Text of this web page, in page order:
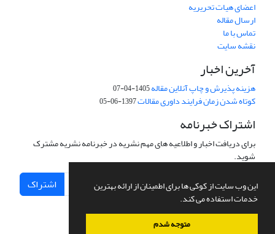
این وب سایت از کوکی ها برای اطمینان از ارائه بهترین
خدمات استفاده می کند.
متوجه شدم
اعضای هیات تحریریه
ارسال مقاله
تماس با ما
نقشه سایت
آخرین اخبار
هزینه پذیرش و چاپ آنلاین مقاله1405-04-07
کوتاه شدن زمان فرایند داوری مقالات1397-06-05
اشتراک خبرنامه
برای دریافت اخبار و اطلاعیه های مهم نشریه در خبرنامه نشریه مشترک
شوید.
اشتراک